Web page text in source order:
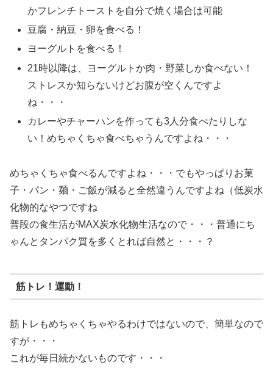
かフレンチトーストを自分で焼く場合は可能
豆腐・納豆・卵を食べる！
ヨーグルトを食べる！
21時以降は、ヨーグルトか肉・野菜しか食べない！
ストレスか知らないけどお腹が空くんですよ
ね・・・
カレーやチャーハンを作っても3人分食べたりしな
い！めちゃくちゃ食べちゃうんですよね・・・
めちゃくちゃ食べるんですよね・・・でもやっぱりお菓
子・パン・麺・ご飯が減ると全然違うんですよね（低炭水
化物的なやつですね
普段の食生活がMAX炭水化物生活なので・・・普通にち
ゃんとタンパク質を多くとれば自然と・・・？
筋トレ！運動！
筋トレもめちゃくちゃやるわけではないので、簡単なので
すが・・・
これが毎日続かないものです・・・